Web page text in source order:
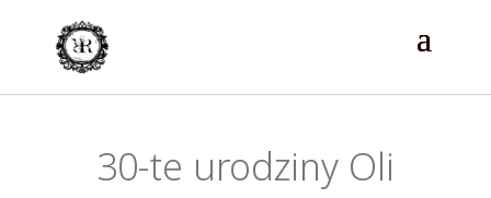
30-te urodziny Oli